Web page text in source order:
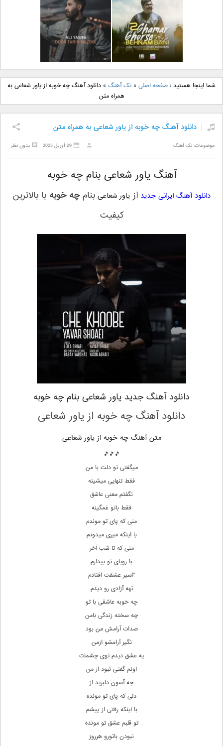
دانلود آهنگ جدید مهدی
یراحی بنام اسرار
دانلود آهنگ جدید فرزاد
فرزین بنام آتیش
دانلود آهنگ جدید بهنام
بانی بنام قرص قمر 2
دانلود آهنگ جدید علی
یاسینی بنام دورترین نزدیک
شما اینجا هستید :صفحه اصلی »تک آهنگ »دانلود آهنگ چه خوبه از یاور شعاعی به
همراه متن
دانلود آهنگ چه خوبه از یاور شعاعی به همراه متن
موضوعات:تک آهنگ بدون نظر 29 آوریل 2023
آهنگ یاور شعاعی بنام چه خوبه
دانلود آهنگ ایرانی جدید ازیاور شعاعیبنامچه خوبهبا بالاترین
کیفیت
دانلود آهنگ جدید یاور شعاعی بنام چه خوبه
دانلود آهنگ چه خوبه از یاور شعاعی
متن آهنگ چه خوبه از یاور شعاعی
🎵🎵🎵
میگفتی تو دلت با من
فقط تنهایی میشینه
نگفتم معنی عاشق
فقط باتو غمگینه
منی که پای تو موندم
با اینکه میری میدونم
منی که تا شب آخر
با رویای تو بیدارم
“اسیر عشقت افتادم
تهه آزادی رو دیدم
چه خوبه عاشقی با تو
چه سخته زندگی بامن
صدات آرامش من بود
نگیر آرامشو ازمن
یه عشق دیدم توی چشمات
اونم گفتی نبود از من
چه آسون دلبرید از
دلی که پای تو مونده
با اینکه رفتی از پیشم
تو قلبم عشق تو مونده
نبودن باتورو هرروز